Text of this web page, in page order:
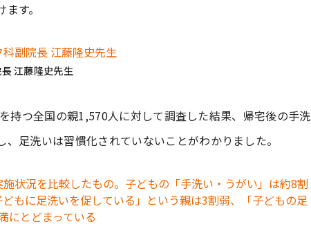
す。
江藤隆史先生
持つ全国の親1,570人に対して調査した結果、帰宅後の手洗
足洗いは習慣化されていないことがわかりました。